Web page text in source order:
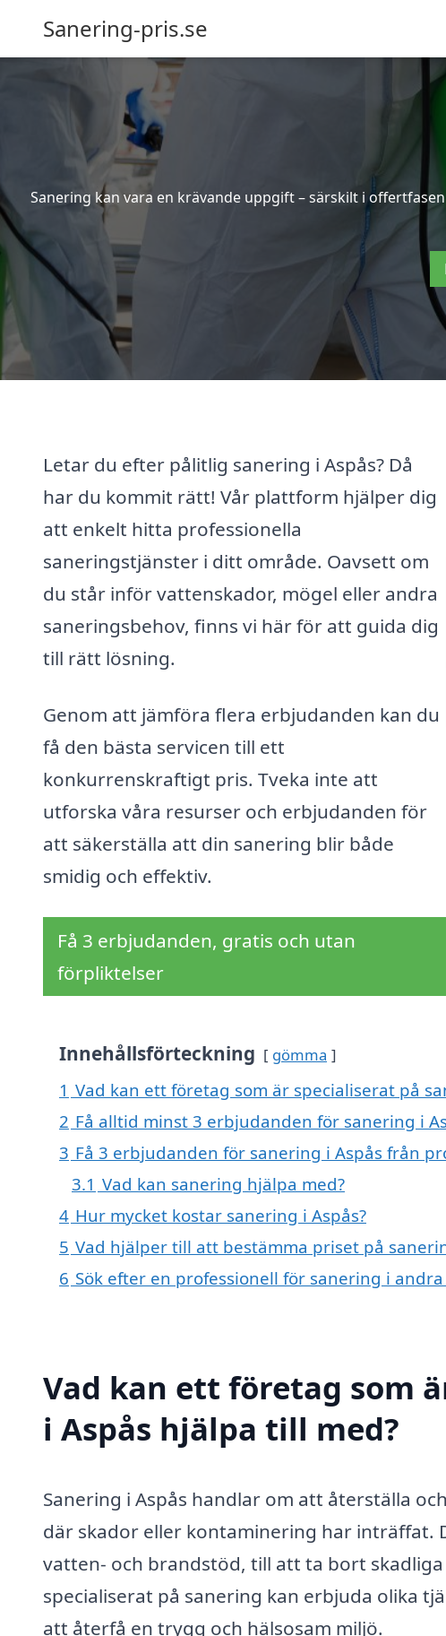
Sanering-pris.se
Sanering kan vara en krävande uppgift – särskilt i
Letar du efter pålitlig sanering i Aspås? Då
har du kommit rätt! Vår plattform hjälper dig
att enkelt hitta professionella
saneringstjänster i ditt område. Oavsett om
du står inför vattenskador, mögel eller andra
saneringsbehov, finns vi här för att guida dig
till rätt lösning.
Genom att jämföra flera erbjudanden kan du
få den bästa servicen till ett
konkurrenskraftigt pris. Tveka inte att
utforska våra resurser och erbjudanden för
att säkerställa att din sanering blir både
smidig och effektiv.
Få 3 erbjudanden, gratis och utan
förpliktelser
Innehållsförteckning gömma
1 Vad kan ett företag som är specialiserat på
2 Få alltid minst 3 erbjudanden för sanering i
3 Få 3 erbjudanden för sanering i Aspås från
3.1 Vad kan sanering hjälpa med?
4 Hur mycket kostar sanering i Aspås?
5 Vad hjälper till att bestämma priset på
6 Sök efter en professionell för sanering i
Vad kan ett företag som
i Aspås hjälpa till med?
Sanering i Aspås handlar om att återställa
där skador eller kontaminering har inträffat.
vatten- och brandstöd, till att ta bort
specialiserat på sanering kan erbjuda olika
att återfå en trygg och hälsosam miljö.